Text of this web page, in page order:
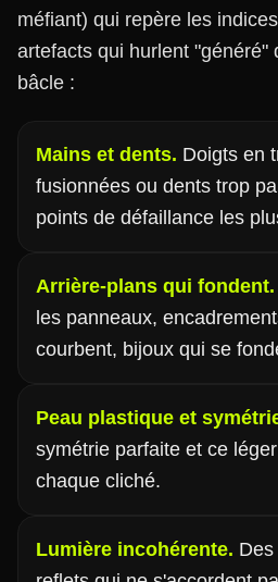
méfiant) qui repère les
artefacts qui hurlent "généré"
bâcle :
Mains et dents. Doigts en
fusionnées ou dents trop
points de défaillance les
Arrière-plans qui fondent.
les panneaux,
courbent, bijoux qui se
Peau plastique et
symétrie parfaite et ce
chaque cliché.
Lumière incohérente.